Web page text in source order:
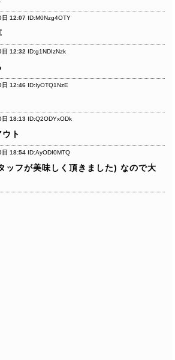
日 12:07 ID:M0Nzg4OTY
日 12:32 ID:g1NDIzNzk
日 12:46 ID:IyOTQ1NzE
日 18:13 ID:Q2ODYxODk
ト
日 18:54 ID:AyODI0MTQ
ッフが美味しく頂きました) なので大